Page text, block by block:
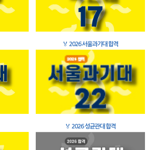
🏅 2026 서울과기대 합격
🏅 2026 성균관대 합격